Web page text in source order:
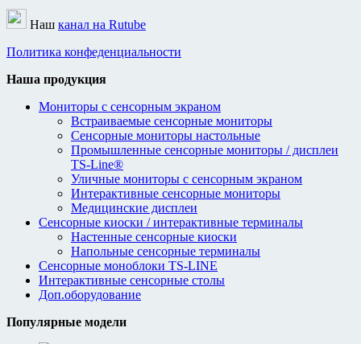
Наш канал на Rutube
Политика конфеденциальности
Наша продукция
Мониторы с сенсорным экраном
Встраиваемые сенсорные мониторы
Сенсорные мониторы настольные
Промышленные сенсорные мониторы / дисплеи
TS-Line®
Уличные мониторы с сенсорным экраном
Интерактивные сенсорные мониторы
Медицинские дисплеи
Сенсорные киоски / интерактивные терминалы
Настенные сенсорные киоски
Напольные сенсорные терминалы
Сенсорные моноблоки TS-LINE
Интерактивные сенсорные столы
Доп.оборудование
Популярные модели